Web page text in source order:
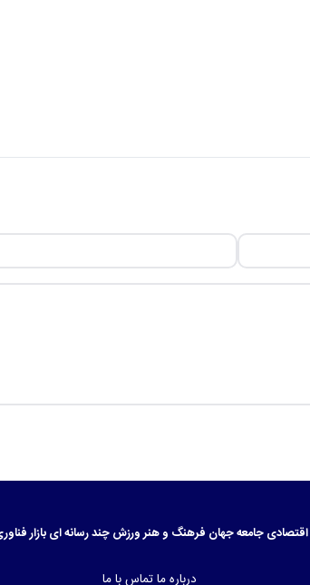
اقتصادیجامعهجهان فرهنگ و هنرورزشچند رسانه ایبازار
درباره ماتماس با ما